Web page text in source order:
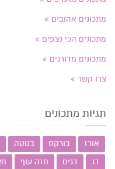
מתכונים אהובים
מתכונים הכי נצפים
מתכונים מדורגים
צרו קשר
תגיות מתכונים
אורז בורקס בטטה
דג
דגים חזה עוף